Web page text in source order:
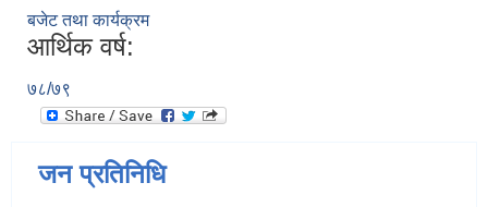
बजेट तथा कार्यक्रम
आर्थिक वर्ष:
७८/७९
जन प्रतिनिधि